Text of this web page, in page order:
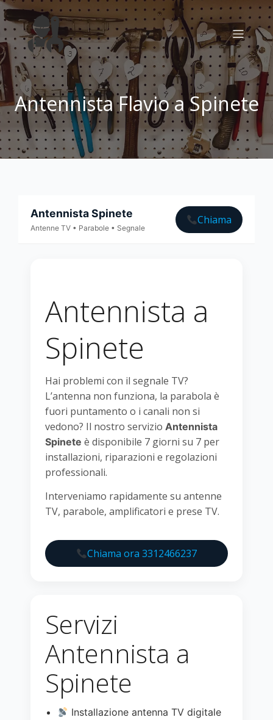
Antennista Flavio a Spinete
Antennista Spinete
Antenne TV • Parabole • Segnale
Chiama
Antennista a
Spinete
Hai problemi con il segnale TV?
L’antenna non funziona, la parabola è
fuori puntamento o i canali non si
vedono? Il nostro servizio Antennista
Spinete è disponibile 7 giorni su 7 per
installazioni, riparazioni e regolazioni
professionali.
Interveniamo rapidamente su antenne
TV, parabole, amplificatori e prese TV.
Chiama ora 3312466237
Servizi
Antennista a
Spinete
Installazione antenna TV digitale